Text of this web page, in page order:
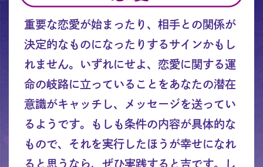
重要な恋愛が始まったり、相手との関係が
決定的なものになったりするサインかもし
れません。いずれにせよ、恋愛に関する運
命の岐路に立っていることをあなたの潜在
意識がキャッチし、メッセージを送ってい
るようです。もしも条件の内容が具体的な
もので、それを実行したほうが幸せになれ
ると思うなら、ぜひ実践すると吉です。し